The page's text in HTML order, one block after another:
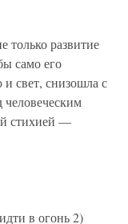
только развитие
само его
свет, снизошла с
человеческим
стихией —
в огонь 2)